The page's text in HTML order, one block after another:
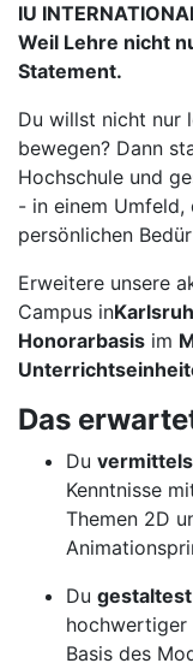
IU
Weil Lehre nicht
Statement.
Du willst nicht nur
bewegen? Dann
Hochschule und
- in einem Umfeld,
persönlichen
Erweitere unsere
Campus in
Honorarbasis im
Das
Du
Kenntnisse
Themen 2D
Du gestaltest
hochwertiger
Basis des